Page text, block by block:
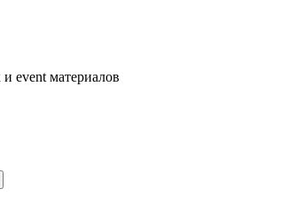
event материалов